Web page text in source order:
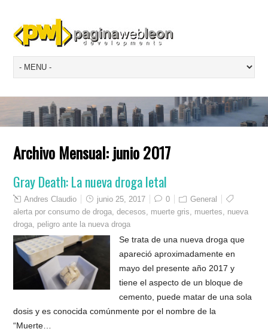
Archivo Mensual: junio 2017
Gray Death: La nueva droga letal
Andres Claudio junio 25, 2017 0
General
alerta por consumo de droga ,decesos muerte gris muertes
nueva
droga peligro ante la nueva droga
Se trata de una nueva droga que
apareció aproximadamente en
mayo del presente año 2017 y
tiene el aspecto de un bloque de
cemento, puede matar de una sola
dosis y es conocida comúnmente por el nombre de la
“Muerte…